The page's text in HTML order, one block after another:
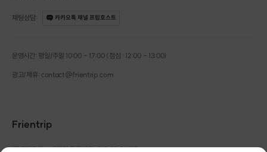
채팅상담: 카카오톡 채널 프립호스트
운영시간: 평일/주말 10:00 - 17:00 (점심 : 12:00 - 13:00)
광고/제휴: contact@frientrip.com
Frientrip
㈜프렌트립 | 사업자 등록번호 : 261-81-04385